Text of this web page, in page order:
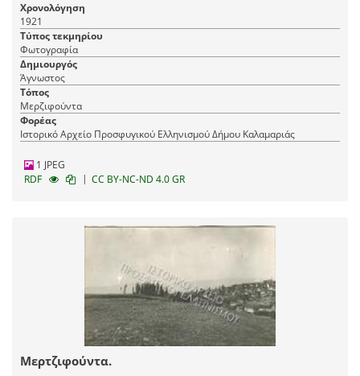
Χρονολόγηση
1921
Τύπος τεκμηρίου
Φωτογραφία
Δημιουργός
Άγνωστος
Τόπος
Μερζιφούντα
Φορέας
Ιστορικό Αρχείο Προσφυγικού Ελληνισμού Δήμου Καλαμαριάς
1 JPEG
RDF
| CC BY-NC-ND 4.0 GR
Μερτζιφούντα.